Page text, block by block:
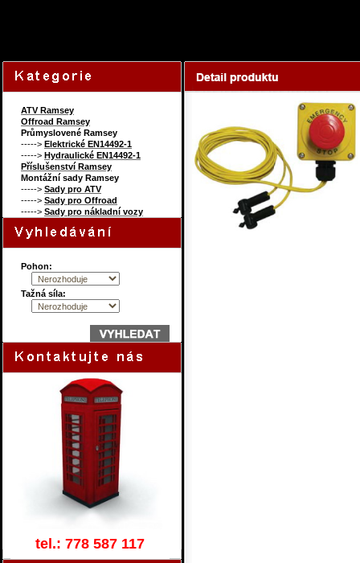
ATV Ramsey
Offroad Ramsey
Průmyslovené Ramsey
-----> Elektrické EN14492-1
-----> Hydraulické EN14492-1
Příslušenství Ramsey
Montážní sady Ramsey
-----> Sady pro ATV
-----> Sady pro Offroad
-----> Sady pro nákladní vozy
Pohon:
Tažná síla:
tel.: 778 587 117